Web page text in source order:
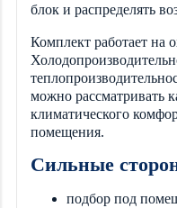
блок и распределять
Комплект работает на
можно рассматривать
климатического
помещения.
Сильные
подбор под